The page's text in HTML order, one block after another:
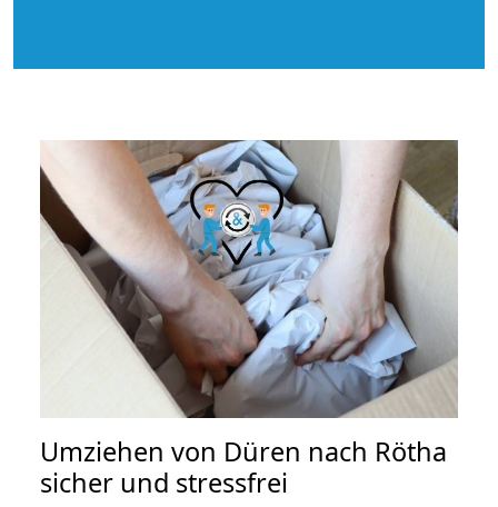
Umziehen von Düren nach Rötha
sicher und stressfrei